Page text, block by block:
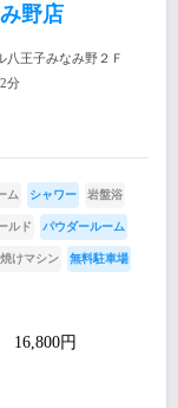
野店
王子みなみ野２Ｆ
分
ム シャワー 岩盤浴
ルド パウダールーム
焼けマシン 無料駐車場
16,800円